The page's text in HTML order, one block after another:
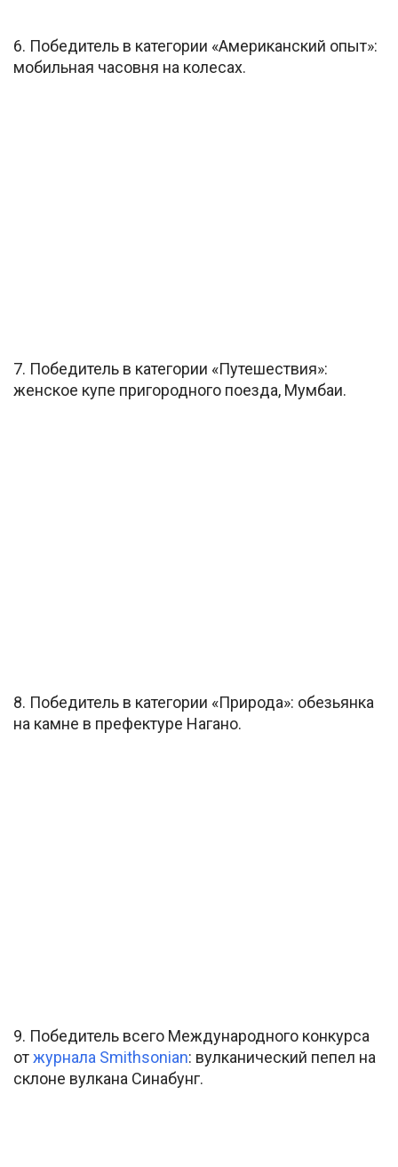
6. Победитель в категории «Американский опыт»:
мобильная часовня на колесах.
7. Победитель в категории «Путешествия»:
женское купе пригородного поезда, Мумбаи.
8. Победитель в категории «Природа»: обезьянка
на камне в префектуре Нагано.
9. Победитель всего Международного конкурса
отжурнала Smithsonian: вулканический пепел на
склоне вулкана Синабунг.